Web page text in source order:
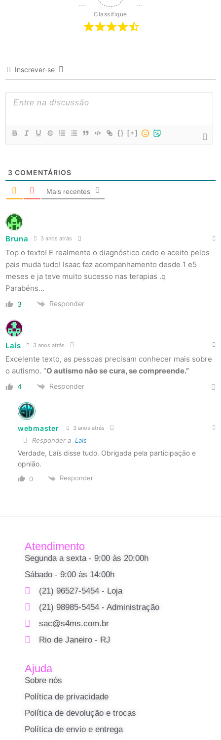
Classifique
Inscrever-se
{} [+]
3 COMENTÁRIOS
Mais recentes
Bruna 3 anos atrás
Top o texto! E realmente o diagnóstico cedo e aceito pelos
pais muda tudo! Isaac faz acompanhamento desde 1 e5
meses e ja teve muito sucesso nas terapias .q
Parabéns…
3 Responder
Laís 3 anos atrás
Excelente texto, as pessoas precisam conhecer mais sobre
o autismo. “O autismo não se cura, se compreende.”
4 Responder
webmaster 3 anos atrás
Responder a Laís
Verdade, Laís disse tudo. Obrigada pela participação e
opnião.
0 Responder
Atendimento
Segunda a sexta - 9:00 às 20:00h
Sábado - 9:00 às 14:00h
(21) 96527-5454 - Loja
(21) 98985-5454 - Administração
sac@s4ms.com.br
Rio de Janeiro - RJ
Ajuda
Sobre nós
Política de privacidade
Política de devolução e trocas
Política de envio e entrega